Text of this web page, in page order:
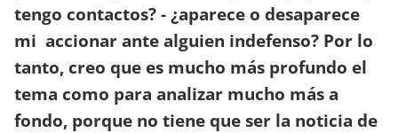
tengo contactos? - ¿aparece o desaparece
mi accionar ante alguien indefenso? Por lo
tanto, creo que es mucho más profundo el
tema como para analizar mucho más a
fondo, porque no tiene que ser la noticia de